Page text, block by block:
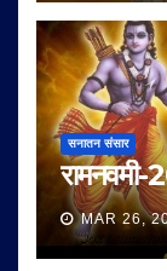
सनातन संसार
MAR 26,